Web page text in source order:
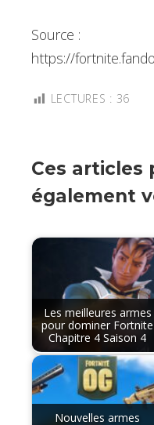
Source :
https://
LECTURES : 36
Ces articles
également
Les meilleures armes
pour dominer Fortnite
Chapitre 4 Saison 4
Nouvelles armes